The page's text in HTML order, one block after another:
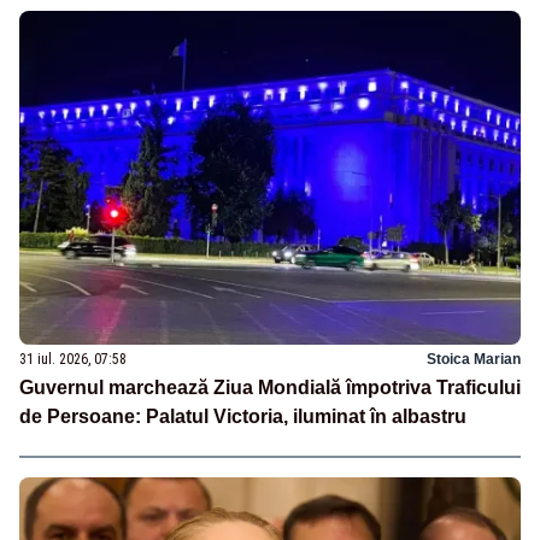
31 iul. 2026, 07:58 Stoica Marian
Guvernul marchează Ziua Mondială împotriva Traficului
de Persoane: Palatul Victoria, iluminat în albastru